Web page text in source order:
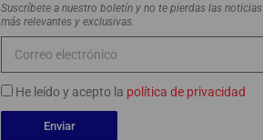
Suscríbete a nuestro boletín y no te pierdas las noticias
más relevantes y exclusivas.
He leído y acepto la política de privacidad
Enviar